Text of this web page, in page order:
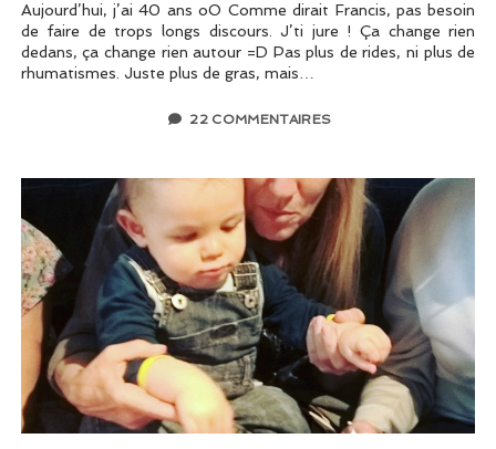
Aujourd’hui, j’ai 40 ans oO Comme dirait Francis, pas besoin
de faire de trops longs discours. J’ti jure ! Ça change rien
dedans, ça change rien autour =D Pas plus de rides, ni plus de
rhumatismes. Juste plus de gras, mais…
22 COMMENTAIRES